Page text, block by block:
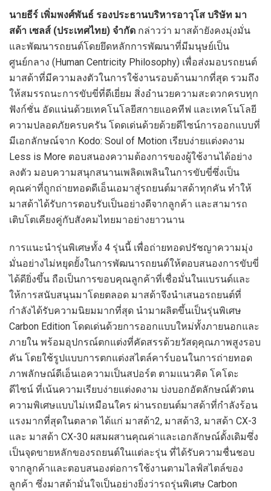
นายธีร์ เพิ่มพงศ์พันธ์ รองประธานบริหารอาวุโส บริษัท มา
สด้า เซลส์ (ประเทศไทย) จำกัด กล่าวว่า มาสด้ายังคงมุ่งมั่น
และพัฒนารถยนต์โดยยึดหลักการพัฒนาที่มีมนุษย์เป็น
ศูนย์กลาง (Human Centricity Philosophy) เพื่อส่งมอบรถยนต์
มาสด้าที่มีความลงตัวในการใช้งานรอบด้านมากที่สุด รวมถึง
ให้สมรรถนะการขับขี่ที่ดีเยี่ยม สิ่งอำนวยความสะดวกครบทุก
ฟังก์ชั่น อัดแน่นด้วยเทคโนโลยีสกายแอคทีฟ และเทคโนโลยี
ความปลอดภัยครบครัน โดดเด่นด้วยด้วยดีไซน์การออกแบบที่
มีเอกลักษณ์จาก Kodo: Soul of Motion เรียบง่ายแต่งดงาม
Less is More ตอบสนองความต้องการของผู้ใช้งานได้อย่าง
ลงตัว มอบความสนุกสนานเพลิดเพลินในการขับขี่ซึ่งเป็น
คุณค่าที่ถูกถ่ายทอดดีเอ็นเอมาสู่รถยนต์มาสด้าทุกคัน ทำให้
มาสด้าได้รับการตอบรับเป็นอย่างดีจากลูกค้า และสามารถ
เติบโตเคียงคู่กับสังคมไทยมาอย่างยาวนาน
การแนะนำรุ่นพิเศษทั้ง 4 รุ่นนี้ เพื่อถ่ายทอดปรัชญาความมุ่ง
มั่นอย่างไม่หยุดยั้งในการพัฒนารถยนต์ให้ตอบสนองการขับขี่
ได้ดียิ่งขึ้น ถือเป็นการขอบคุณลูกค้าที่เชื่อมั่นในแบรนด์และ
ให้การสนับสนุนมาโดยตลอด มาสด้าจึงนำเสนอรถยนต์ที่
กำลังได้รับความนิยมมากที่สุด นำมาผลิตขึ้นเป็นรุ่นพิเศษ
Carbon Edition โดดเด่นด้วยการออกแบบใหม่ทั้งภายนอกและ
ภายใน พร้อมอุปกรณ์ตกแต่งที่คัดสรรด้วยวัสดุคุณภาพสูงรอบ
คัน โดยใช้รูปแบบการตกแต่งสไตล์คาร์บอนในการถ่ายทอด
ภาพลักษณ์ดีเอ็นเอความเป็นสปอร์ต ตามแนวคิด โคโดะ
ดีไซน์ ที่เน้นความเรียบง่ายแต่งดงาม บ่งบอกอัตลักษณ์ตัวตน
ความพิเศษแบบไม่เหมือนใคร ผ่านรถยนต์มาสด้าที่กำลังร้อน
แรงมากที่สุดในตลาด ได้แก่ มาสด้า2, มาสด้า3, มาสด้า CX-3
และ มาสด้า CX-30 ผสมผสานคุณค่าและเอกลักษณ์ดั้งเดิมซึ่ง
เป็นจุดขายหลักของรถยนต์ในแต่ละรุ่น ที่ได้รับความชื่นชอบ
จากลูกค้าและตอบสนองต่อการใช้งานตามไลฟ์สไตล์ของ
ลูกค้า ซึ่งมาสด้ามั่นใจเป็นอย่างยิ่งว่ารถรุ่นพิเศษ Carbon